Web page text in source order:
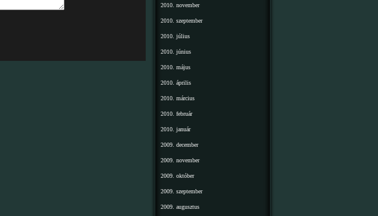
2010. november
2010. szeptember
2010. július
2010. június
2010. május
2010. április
2010. március
2010. február
2010. január
2009. december
2009. november
2009. október
2009. szeptember
2009. augusztus